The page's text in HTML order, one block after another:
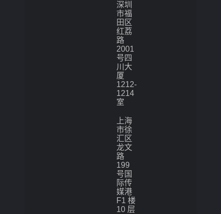
深圳
市福
田区
红荔
路
2001
号四
川大
厦
1212-
1214
室
上海
市徐
汇区
龙文
路
199
号国
际传
媒港
F1 楼
10 层